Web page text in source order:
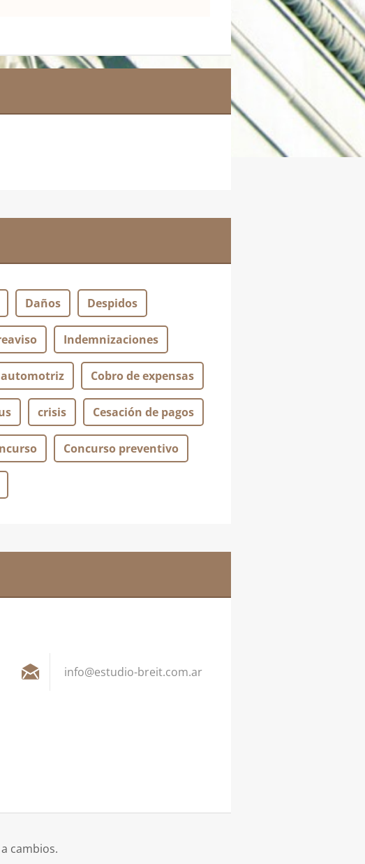
Daños Despidos
Indemnizaciones
automotriz Cobro de expensas
crisis Cesación de pagos
Concurso preventivo
info@estudio-breit.com.ar
cambios.